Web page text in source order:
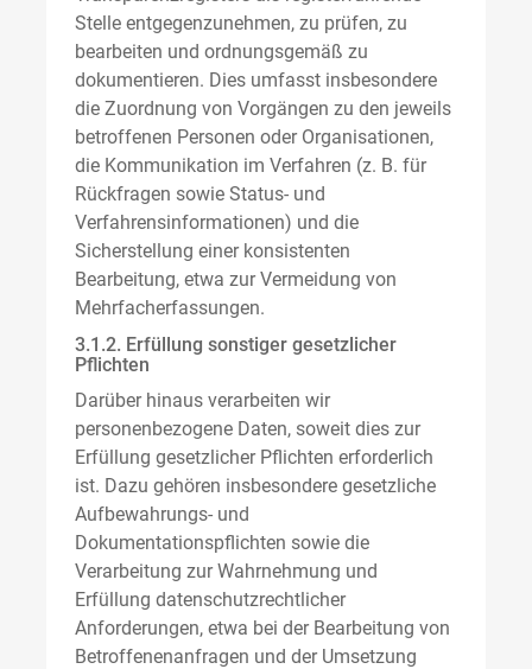
Stelle entgegenzunehmen, zu prüfen, zu
bearbeiten und ordnungsgemäß zu
dokumentieren. Dies umfasst insbesondere
die Zuordnung von Vorgängen zu den jeweils
betroffenen Personen oder Organisationen,
die Kommunikation im Verfahren (z. B. für
Rückfragen sowie Status- und
Verfahrensinformationen) und die
Sicherstellung einer konsistenten
Bearbeitung, etwa zur Vermeidung von
Mehrfacherfassungen.
3.1.2. Erfüllung sonstiger gesetzlicher
Pflichten
Darüber hinaus verarbeiten wir
personenbezogene Daten, soweit dies zur
Erfüllung gesetzlicher Pflichten erforderlich
ist. Dazu gehören insbesondere gesetzliche
Aufbewahrungs- und
Dokumentationspflichten sowie die
Verarbeitung zur Wahrnehmung und
Erfüllung datenschutzrechtlicher
Anforderungen, etwa bei der Bearbeitung von
Betroffenenanfragen und der Umsetzung